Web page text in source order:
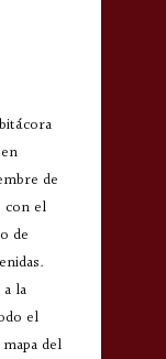
de
con el
de
la
el
del